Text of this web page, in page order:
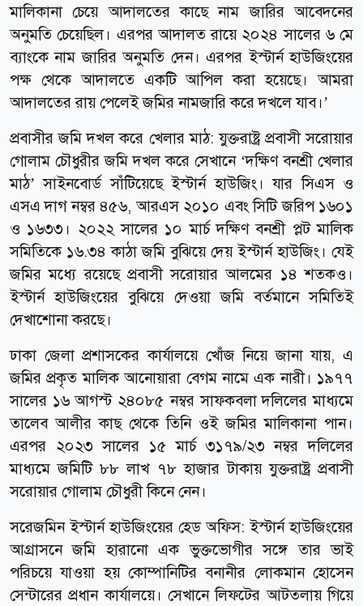
মালিকানা চেয়ে আদালতের কাছে নাম জারির আবেদনের
অনুমতি চেয়েছিল। এরপর আদালত রায়ে ২০২৪ সালের ৬ মে
ব্যাংকে নাম জারির অনুমতি দেন। এরপর ইস্টার্ন হাউজিংয়ের
পক্ষ থেকে আদালতে একটি আপিল করা হয়েছে। আমরা
আদালতের রায় পেলেই জমির নামজারি করে দখলে যাব।’
প্রবাসীর জমি দখল করে খেলার মাঠ: যুক্তরাষ্ট্র প্রবাসী সরোয়ার
গোলাম চৌধুরীর জমি দখল করে সেখানে ‘দক্ষিণ বনশ্রী খেলার
মাঠ’ সাইনবোর্ড সাঁটিয়েছে ইস্টার্ন হাউজিং। যার সিএস ও
এসএ দাগ নম্বর ৪৫৬, আরএস ২০১০ এবং সিটি জরিপ ১৬০১
ও ১৬৩৩। ২০২২ সালের ১০ মার্চ দক্ষিণ বনশ্রী প্লট মালিক
সমিতিকে ১৬.৩৪ কাঠা জমি বুঝিয়ে দেয় ইস্টার্ন হাউজিং। যেই
জমির মধ্যে রয়েছে প্রবাসী সরোয়ার আলমের ১৪ শতকও।
ইস্টার্ন হাউজিংয়ের বুঝিয়ে দেওয়া জমি বর্তমানে সমিতিই
দেখাশোনা করছে।
ঢাকা জেলা প্রশাসকের কার্যালয়ে খোঁজ নিয়ে জানা যায়, এ
জমির প্রকৃত মালিক আনোয়ারা বেগম নামে এক নারী। ১৯৭৭
সালের ১৬ আগস্ট ২৪০৮৫ নম্বর সাফকবলা দলিলের মাধ্যমে
তালেব আলীর কাছ থেকে তিনি ওই জমির মালিকানা পান।
এরপর ২০২৩ সালের ১৫ মার্চ ৩১৭৯/২৩ নম্বর দলিলের
মাধ্যমে জমিটি ৮৮ লাখ ৭৮ হাজার টাকায় যুক্তরাষ্ট্র প্রবাসী
সরোয়ার গোলাম চৌধুরী কিনে নেন।
সরেজমিন ইস্টার্ন হাউজিংয়ের হেড অফিস: ইস্টার্ন হাউজিংয়ের
আগ্রাসনে জমি হারানো এক ভুক্তভোগীর সঙ্গে তার ভাই
পরিচয়ে যাওয়া হয় কোম্পানিটির বনানীর লোকমান হোসেন
সেন্টারের প্রধান কার্যালয়ে। সেখানে লিফটের আটতলায় গিয়ে